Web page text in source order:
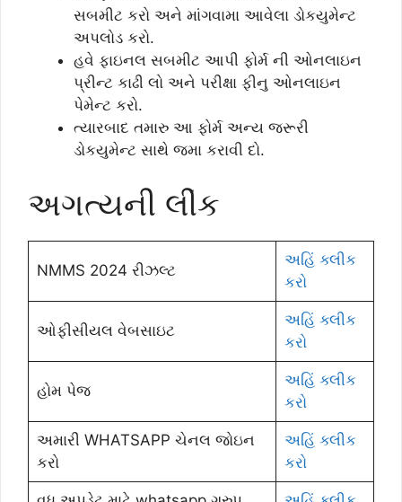
સબમીટ કરો અને માંગવામા આવેલા ડોકયુમેન્ટ
અપલોડ કરો.
હવે ફાઇનલ સબમીટ આપી ફોર્મ ની ઓનલાઇન
પ્રીન્ટ કાઢી લો અને પરીક્ષા ફીનુ ઓનલાઇન
પેમેન્ટ કરો.
ત્યારબાદ તમારુ આ ફોર્મ અન્ય જરૂરી
ડોકયુમેન્ટ સાથે જમા કરાવી દો.
અગત્યની લીંક
NMMS 2024 રીઝલ્ટ
અહિં ક્લીક
કરો
ઓફીસીયલ વેબસાઇટ
અહિં ક્લીક
કરો
હોમ પેજ
અહિં ક્લીક
કરો
અમારી WHATSAPP ચેનલ જોઇન
કરો
અહિં ક્લીક
કરો